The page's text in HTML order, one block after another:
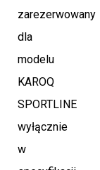
zarezerwowany
dla
modelu
KAROQ
SPORTLINE
wyłącznie
w